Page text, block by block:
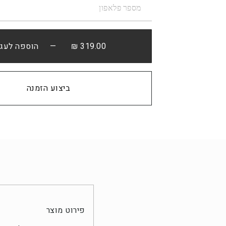
319.00 ₪ — הוספה
קנה עכשיו
פירוט מוצר